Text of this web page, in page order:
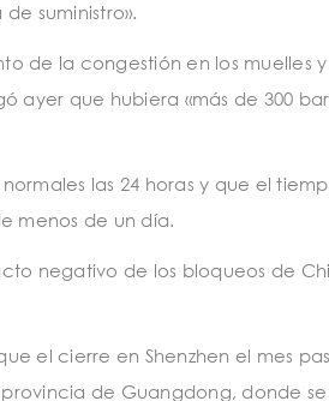
suministro».
de la congestión en los muelles
ayer que hubiera «más de 300
las 24 horas y que el
menos de un día.
negativo de los bloqueos de
el cierre en Shenzhen el mes
de Guangdong, donde